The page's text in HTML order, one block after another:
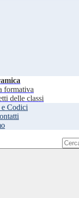
formativa
delle classi
Codici